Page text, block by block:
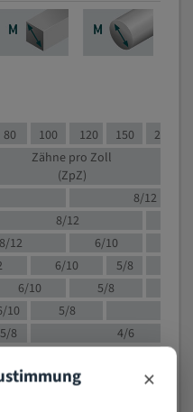
80 100 120 150 200
Zähne pro Zoll
(ZpZ)
8/12
8/12
8/12 6/10
6/10
5/8
6/10
5/8
10 5/8
5/8
4/6
4/5
×